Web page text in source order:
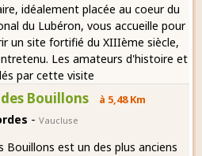
idéalement placée au coeur du
du Lubéron, vous accueille pour
un site fortifié du XIIIème siècle,
Les amateurs d'histoire et
par cette visite
Bouillons à 5,48 Km
- Vaucluse
Bouillons est un des plus anciens